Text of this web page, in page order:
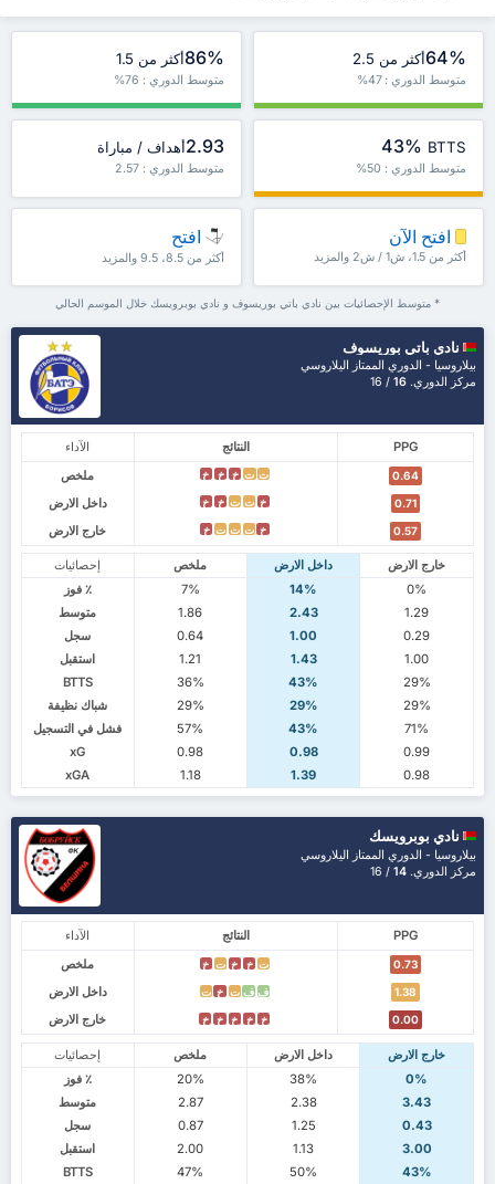
64%أكثر من 2.5
متوسط الدوري : 47%
86%أكثر من 1.5
متوسط الدوري : 76%
43% BTTS
متوسط الدوري : 50%
2.93أهداف / مباراة
متوسط الدوري : 2.57
افتح الآن
أكثر من 1.5، ش1 / ش2 والمزيد
افتح
أكثر من 8.5، 9.5 والمزيد
* متوسط الإحصائيات بين نادي باتي بوريسوف و نادي بوبرويسك خلال الموسم الحالي
نادي باتي بوريسوف
بيلاروسيا - الدوري الممتاز اليلاروسي
مركز الدوري. 16
/ 16
الآداء النتائج
PPG
ملخص
ت ت خ خ خ 0.64
داخل الارض خ ت ت خ خ 0.71
خارج الارض خ ت ت ت خ 0.57
إحصائيات ملخص داخل الارض
خارج الارض
٪ فوز
7% 14%
0%
متوسط
1.86 2.43
1.29
سجل
0.64 1.00
0.29
استقبل
1.21 1.43
1.00
BTTS
36% 43%
29%
شباك نظيفة
29% 29%
29%
فشل في التسجيل
57% 43%
71%
xG
0.98 0.98
0.99
xGA
1.18 1.39 0.98
نادي بوبرويسك
بيلاروسيا - الدوري الممتاز اليلاروسي
مركز الدوري. 14
/ 16
الآداء النتائج
PPG
ملخص
ت خ خ ت خ 0.73
داخل الارض ف ف ت خ ت 1.38
خارج الارض خ خ خ خ خ 0.00
إحصائيات ملخص داخل الارض
خارج الارض
٪ فوز
20% 38%
0%
متوسط
2.87 2.38
3.43
سجل
0.87 1.25
0.43
استقبل
2.00 1.13
3.00
BTTS
47% 50%
43%